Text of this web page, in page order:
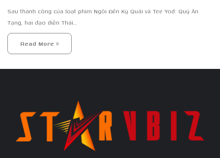
Sau thành công của loạt phim Ngôi Đền Kỳ Quái và Tee Yod: Quỷ Ăn
Tạng, hai đạo diễn Thái…
Read More »